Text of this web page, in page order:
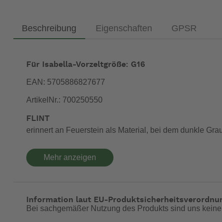
Beschreibung Eigenschaften GPSR
Für Isabella-Vorzeltgröße: G16
EAN: 5705886827677
ArtikelNr.: 700250550
FLINT
erinnert an Feuerstein als Material, bei dem dunkle
Zeltteppich – Umweltbewusst und natürlich ohne
Zeltteppiche unterliegen leider nicht, da nur für
Vorzeltteppich unter den höchsten Umweltauflagen
von Phthalaten (können das Hormonsystem
Mehr anzeigen
Information laut EU-
Bei sachgemäßer Nutzung des Produkts sind uns